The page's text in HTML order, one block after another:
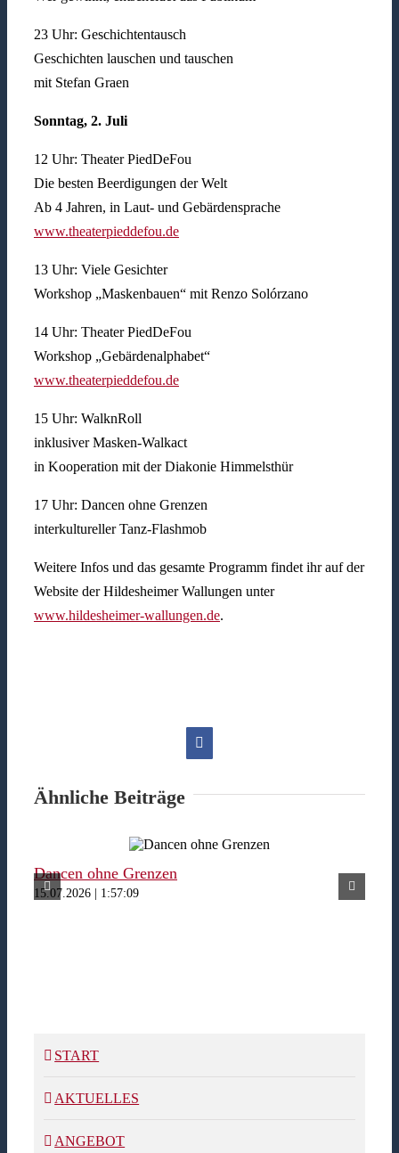
23 Uhr: Geschichtentausch
Geschichten lauschen und tauschen
mit Stefan Graen
Sonntag, 2. Juli
12 Uhr: Theater PiedDeFou
Die besten Beerdigungen der Welt
Ab 4 Jahren, in Laut- und Gebärdensprache
www.theaterpieddefou.de
13 Uhr: Viele Gesichter
Workshop „Maskenbauen“ mit Renzo Solórzano
14 Uhr: Theater PiedDeFou
Workshop „Gebärdenalphabet“
www.theaterpieddefou.de
15 Uhr: WalknRoll
inklusiver Masken-Walkact
in Kooperation mit der Diakonie Himmelsthür
17 Uhr: Dancen ohne Grenzen
interkultureller Tanz-Flashmob
Weitere Infos und das gesamte Programm findet ihr auf der
Website der Hildesheimer Wallungen unter
www.hildesheimer-wallungen.de.
Facebook
Ähnliche Beiträge
Dancen ohne Grenzen
15.07.2026 | 1:57:09
START
AKTUELLES
ANGEBOT